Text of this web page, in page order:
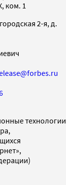
ком. 1
2-я, д.
технологии